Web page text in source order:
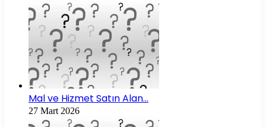
Mal ve Hizmet Satın Alan…
27 Mart 2026